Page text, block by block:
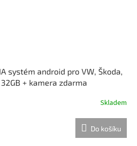
systém android pro VW, Škoda,
32GB + kamera zdarma
Skladem
Do košíku